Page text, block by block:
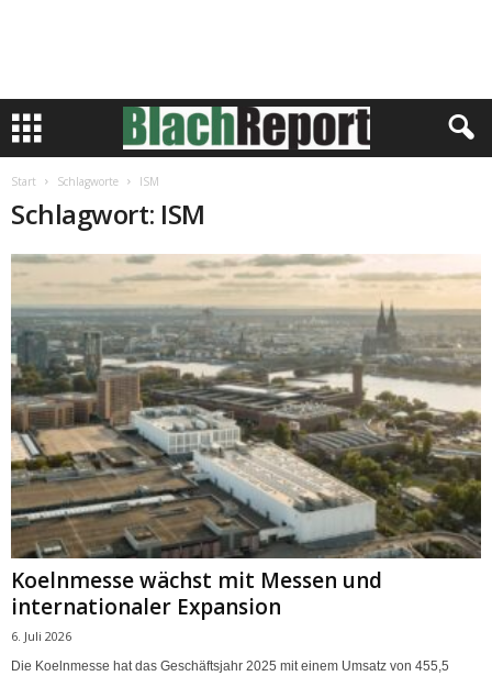
Start Schlagworte ISM
Schlagwort: ISM
Koelnmesse wächst mit Messen und
internationaler Expansion
6. Juli 2026
Die Koelnmesse hat das Geschäftsjahr 2025 mit einem Umsatz von 455,5